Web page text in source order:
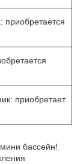
приобретается
приобретает
бассейн!